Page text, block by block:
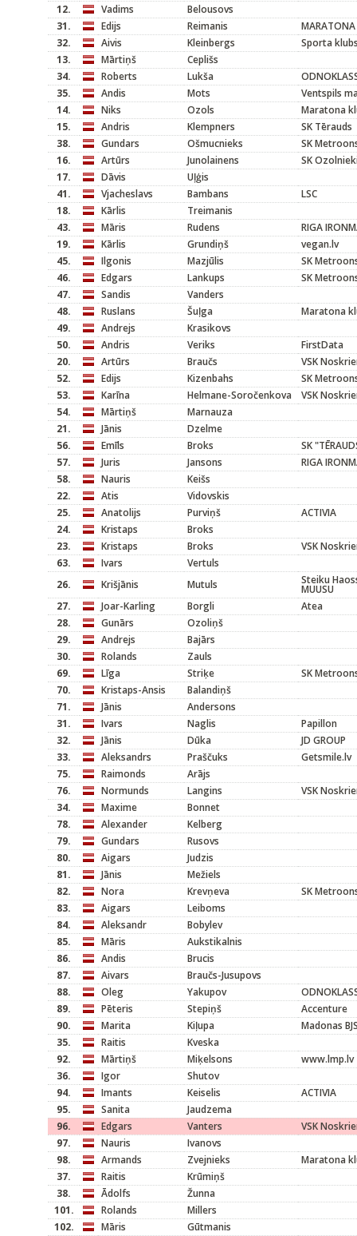
12.
Vadims
Belousovs
31.
Edijs Reimanis
32.
Aivis Kleinbergs
Sporta
13.
Mārtiņš
Ceplišs
34.
Roberts Lukša
35.
Andis Mots
Ventspils
14.
Niks Ozols
Maratona
15.
Andris Klempners
SK Tērauds
38.
Gundars Ošmucnieks
SK
16.
Artūrs Junolainens
SK
17.
Dāvis
Uļģis
41.
Vjacheslavs Bambans
LSC
18.
Kārlis
Treimanis
43.
Māris Rudens
RIGA
19.
Kārlis Grundiņš
vegan.lv
45.
Ilgonis Mazjūlis
SK
46.
Edgars Lankups
SK
47.
Sandis
Vanders
48.
Ruslans Šuļga
Maratona
49.
Andrejs
Krasikovs
50.
Andris Veriks
FirstData
20.
Artūrs Braučs
VSK
52.
Edijs Kizenbahs
SK
53.
Karīna Helmane-Soročenkova
VSK
54.
Mārtiņš
Marnauza
21.
Jānis
Dzelme
56.
Emīls Broks
SK
57.
Juris Jansons
RIGA
58.
Nauris
Keišs
22.
Atis
Vidovskis
25.
Anatolijs Purviņš
ACTIVIA
24.
Kristaps
Broks
23.
Kristaps Broks
VSK
63.
Ivars
Vertuls
26.
Krišjānis Mutuls Steiku
MUUSU
27.
Joar-Karling Borgli
Atea
28.
Gunārs
Ozoliņš
29.
Andrejs
Bajārs
30.
Rolands
Zauls
69.
Līga Striķe
SK
70.
Kristaps-Ansis
Balandiņš
71.
Jānis
Andersons
31.
Ivars Naglis
Papillon
32.
Jānis Dūka
JD GROUP
33.
Aleksandrs Praščuks
Getsmile.lv
75.
Raimonds
Arājs
76.
Normunds Langins
VSK
34.
Maxime
Bonnet
78.
Alexander
Kelberg
79.
Gundars
Rusovs
80.
Aigars
Judzis
81.
Jānis
Mežiels
82.
Nora Krevņeva
SK
83.
Aigars
Leiboms
84.
Aleksandr
Bobylev
85.
Māris
Aukstikalnis
86.
Andis
Brucis
87.
Aivars
Braučs-Jusupovs
88.
Oleg Yakupov
89.
Pēteris Stepiņš
Accenture
90.
Marita Kiļupa
Madonas
35.
Raitis
Kveska
92.
Mārtiņš Miķelsons
www.lmp.lv
36.
Igor
Shutov
94.
Imants Keiselis
ACTIVIA
95.
Sanita
Jaudzema
96.
Edgars Vanters
VSK
97.
Nauris
Ivanovs
98.
Armands Zvejnieks
Maratona
37.
Raitis
Krūmiņš
38.
Ādolfs
Žunna
101.
Rolands
Millers
102.
Māris
Gūtmanis